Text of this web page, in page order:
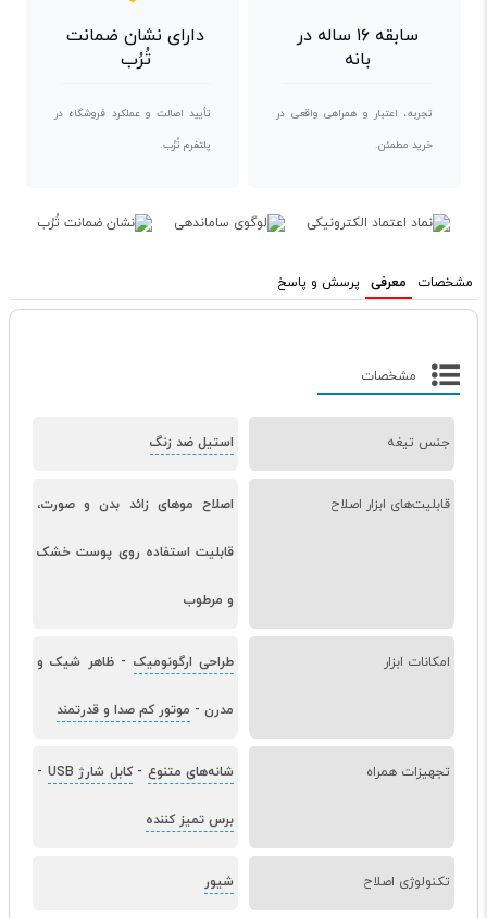
سابقه ۱۶ ساله در
بانه
تجربه، اعتبار و همراهی واقعی در
خرید مطمئن.
دارای نشان ضمانت
تُرُب
تأیید اصالت و عملکرد فروشگاه در
پلتفرم تُرُب.
مشخصات معرفی پرسش و پاسخ
مشخصات
جنس تیغه استیل ضد زنگ
قابلیت‌های ابزار اصلاح اصلاح موهای زائد بدن و صورت،
قابلیت استفاده روی پوست خشک
و مرطوب
امکانات ابزار طراحی ارگونومیک -ظاهر شیک و
مدرن - موتور کم صدا و قدرتمند
تجهیزات همراه شانه‌های متنوع -کابل شارژ USB -
برس تمیز کننده
تکنولوژی اصلاح شیور